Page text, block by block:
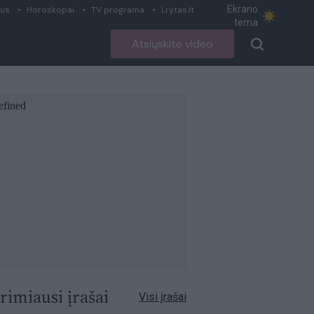
Horoskopai TV programa Lrytas.lt
Ekrano
tema
Atsiųskite video
įrašai Visi įrašai